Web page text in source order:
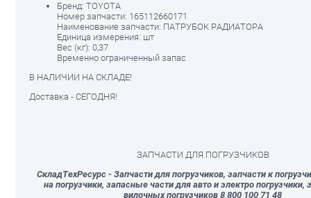
20 158 руб.
18 829 руб.
Бренд: TOYOTA
Номер запчасти: 165112660171
Наименование запчасти: ПАТРУБОК РАДИАТОРА
Единица измерения: шт
Вес (кг): 0,37
Временно ограниченный запас
В НАЛИЧИИ НА СКЛАДЕ!
Доставка - СЕГОДНЯ!
ЗАПЧАСТИ ДЛЯ ПОГРУЗЧИКОВ
СкладТехРесурс - Запчасти для погрузчиков, запчасти к
на погрузчики, запасные части для авто и электро погрузчики,
вилочных погрузчиков 8 800 100 71 48